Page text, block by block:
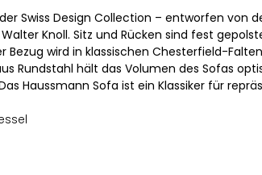
Swiss Design Collection – entworfen von
Knoll. Sitz und Rücken sind fest
wird in klassischen Chesterfield-
Rundstahl hält das Volumen des Sofas
Haussmann Sofa ist ein Klassiker für